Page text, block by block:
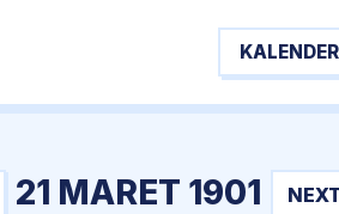
KALENDER
21 MARET 1901